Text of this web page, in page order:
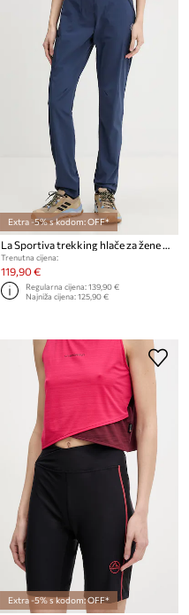
Extra -5% s kodom: OFF*
Trenutna cijena:
119,90 €
Regularna cijena:139,90 €
Najniža cijena:125,90 €
Extra -5% s kodom: OFF*